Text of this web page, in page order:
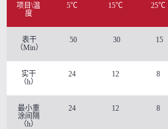
项目\温
度
5℃ 15℃ 25℃
表干
（Min）
50 30 15
实干
（h）
24 12 8
最小重
涂间隔
（h）
24 12 8